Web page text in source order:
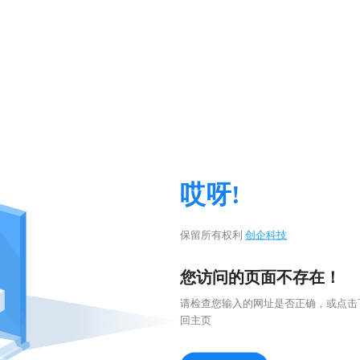
哎呀!
保留所有权利 创企科技
您访问的页面不存在！
请检查您输入的网址是否正确，或点
回主页